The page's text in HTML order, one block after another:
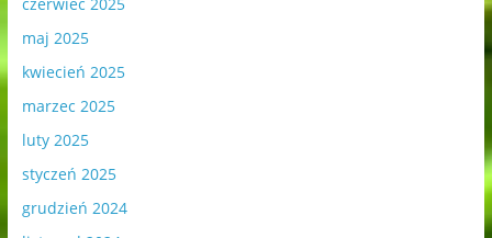
czerwiec 2025
maj 2025
kwiecień 2025
marzec 2025
luty 2025
styczeń 2025
grudzień 2024